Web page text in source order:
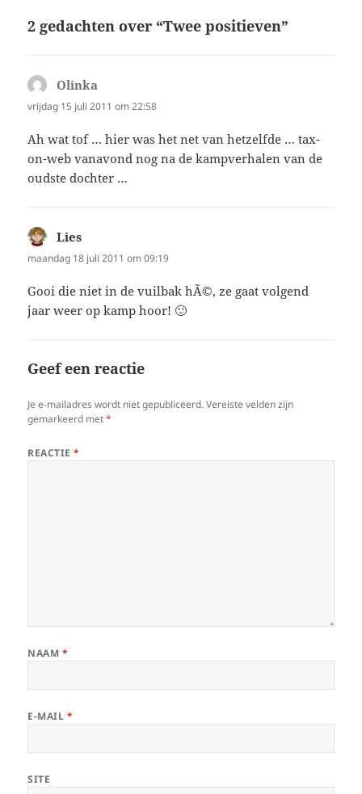
2 gedachten over “Twee positieven”
Olinka
vrijdag 15 juli 2011 om 22:58
Ah wat tof … hier was het net van hetzelfde … tax-
on-web vanavond nog na de kampverhalen van de
oudste dochter …
Lies
maandag 18 juli 2011 om 09:19
Gooi die niet in de vuilbak hÃ©, ze gaat volgend
jaar weer op kamp hoor! 🙂
Geef een reactie
Je e-mailadres wordt niet gepubliceerd. Vereiste velden zijn
gemarkeerd met*
REACTIE*
NAAM *
E-MAIL *
SITE